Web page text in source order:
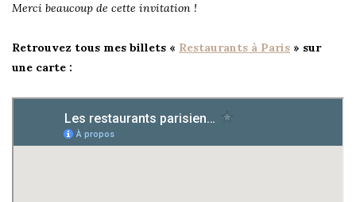
Merci beaucoup de cette invitation !
Retrouvez tous mes billets « Restaurants à Paris » sur
une carte :